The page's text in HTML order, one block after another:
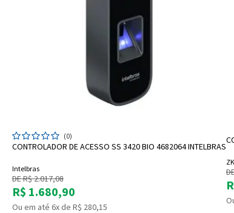
(0)
CONTROLADOR DE ACESSO SS 3420 BIO 4682064 INTELBRAS
Intelbras
DE R$ 2.017,08
R$ 1.680,90
Ou em até 6x de R$ 280,15